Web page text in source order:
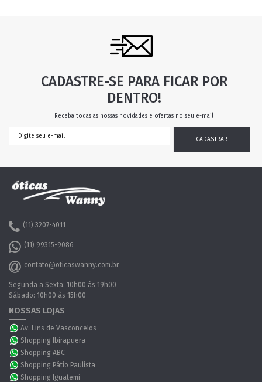
CADASTRE-SE PARA FICAR POR
DENTRO!
Receba todas as nossas novidades e ofertas no seu e-mail
(11) 3207-4011
(11) 99315-9086
contato@oticaswanny.com.br
Segunda a Sexta: 10h00 às 19h00
Sábado: 10h00 às 15h00
NOSSAS LOJAS
Av. Lins de Vasconcelos
Shopping Ibirapuera
Shopping ABC
Shopping Pátio Paulista
Shopping Iguatemi